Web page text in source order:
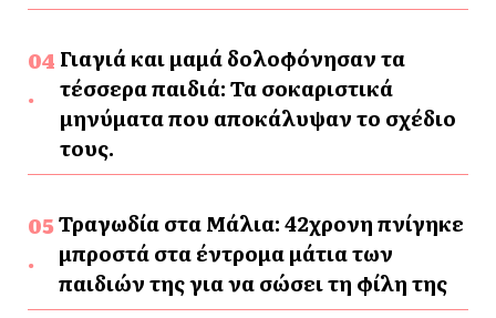
Γιαγιά και μαμά δολοφόνησαν τα
τέσσερα παιδιά: Τα σοκαριστικά
μηνύματα που αποκάλυψαν το σχέδιο
τους.
Τραγωδία στα Μάλια: 42χρονη πνίγηκε
μπροστά στα έντρομα μάτια των
παιδιών της για να σώσει τη φίλη της